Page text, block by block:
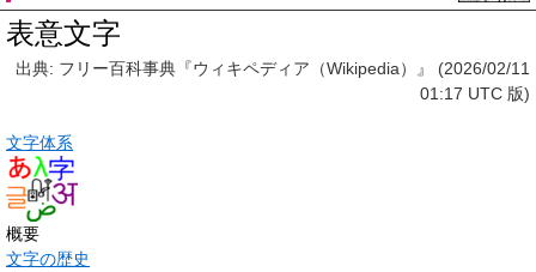
表意文字
出典: フリー百科事典『ウィキペディア（Wikipedia）』 (2026/02/11
01:17 UTC 版)
文字体系
概要
文字の歴史